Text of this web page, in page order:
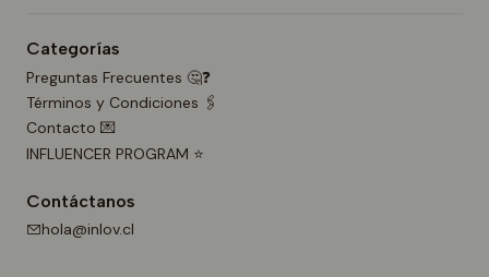
Categorías
Preguntas Frecuentes 🤔❓
Términos y Condiciones 🖇️
Contacto 💌
INFLUENCER PROGRAM ⭐
Contáctanos
hola@inlov.cl